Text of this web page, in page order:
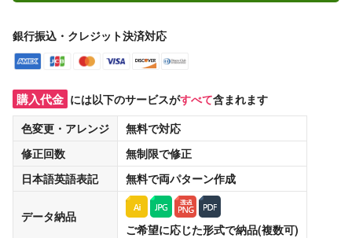
銀行振込・クレジット決済対応
購入代金 には以下のサービスがすべて含まれます
色変更・アレンジ
無料で対応
修正回数
無制限で修正
日本語英語表記
無料で両パターン作成
データ納品
ご希望に応じた形式で納品(複数可)